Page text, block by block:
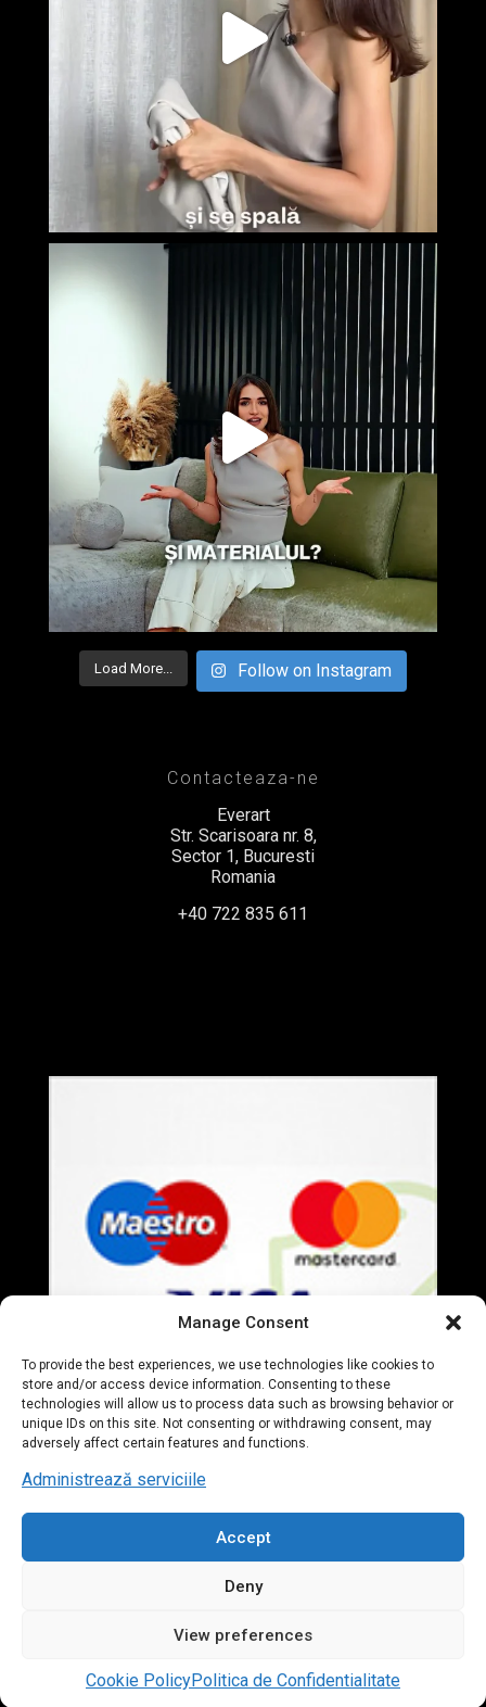
Manage Consent
To provide the best experiences, we use technologies like cookies to
store and/or access device information. Consenting to these
technologies will allow us to process data such as browsing behavior or
unique IDs on this site. Not consenting or withdrawing consent, may
adversely affect certain features and functions.
Administrează serviciile
Accept
Deny
View preferences
Cookie PolicyPolitica de Confidentialitate
Load More... Follow on Instagram
Contacteaza-ne
Everart
Str. Scarisoara nr. 8,
Sector 1, Bucuresti
Romania
+40 722 835 611
© 2020 Everart Mobila. All Rights Reserved. designed by
Tudor Deleanu